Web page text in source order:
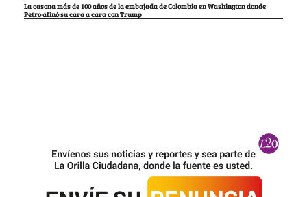
La casona más de 100 años de la embajada de Colombia en Washington donde
Petro afinó su cara a cara con Trump